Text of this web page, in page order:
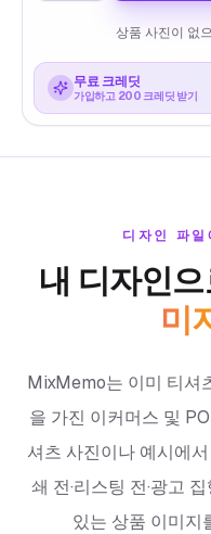
상품 사진이 없
무료 크레딧
가입하고 200 크레딧 받기
디자인 파
내 디자인
미
MixMemo는 이미 티셔
을 가진 이커머스 및
셔츠 사진이나 예시에
쇄 전·리스팅 전·광고
있는 상품 이미지